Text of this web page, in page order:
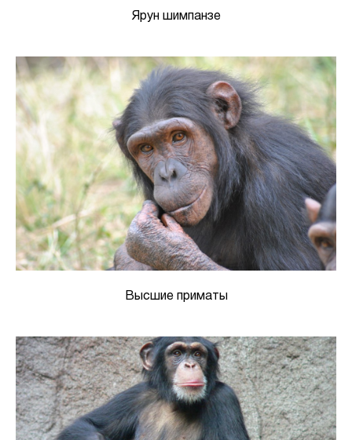
Ярун шимпанзе
Высшие приматы